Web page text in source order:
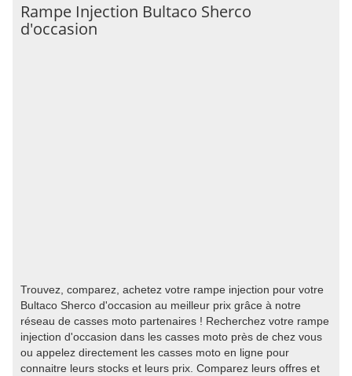
Rampe Injection Bultaco Sherco
d'occasion
Trouvez, comparez, achetez votre rampe injection pour votre
Bultaco Sherco d'occasion au meilleur prix grâce à notre
réseau de casses moto partenaires ! Recherchez votre rampe
injection d'occasion dans les casses moto près de chez vous
ou appelez directement les casses moto en ligne pour
connaitre leurs stocks et leurs prix. Comparez leurs offres et